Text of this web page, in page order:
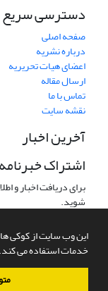
این وب سایت از کوکی ها
خدمات استفاده می کند.
دسترسی سریع
صفحه اصلی
درباره نشریه
اعضای هیات تحریریه
ارسال مقاله
تماس با ما
نقشه سایت
آخرین اخبار
اشتراک خبرنامه
برای دریافت اخبار و
شوید.